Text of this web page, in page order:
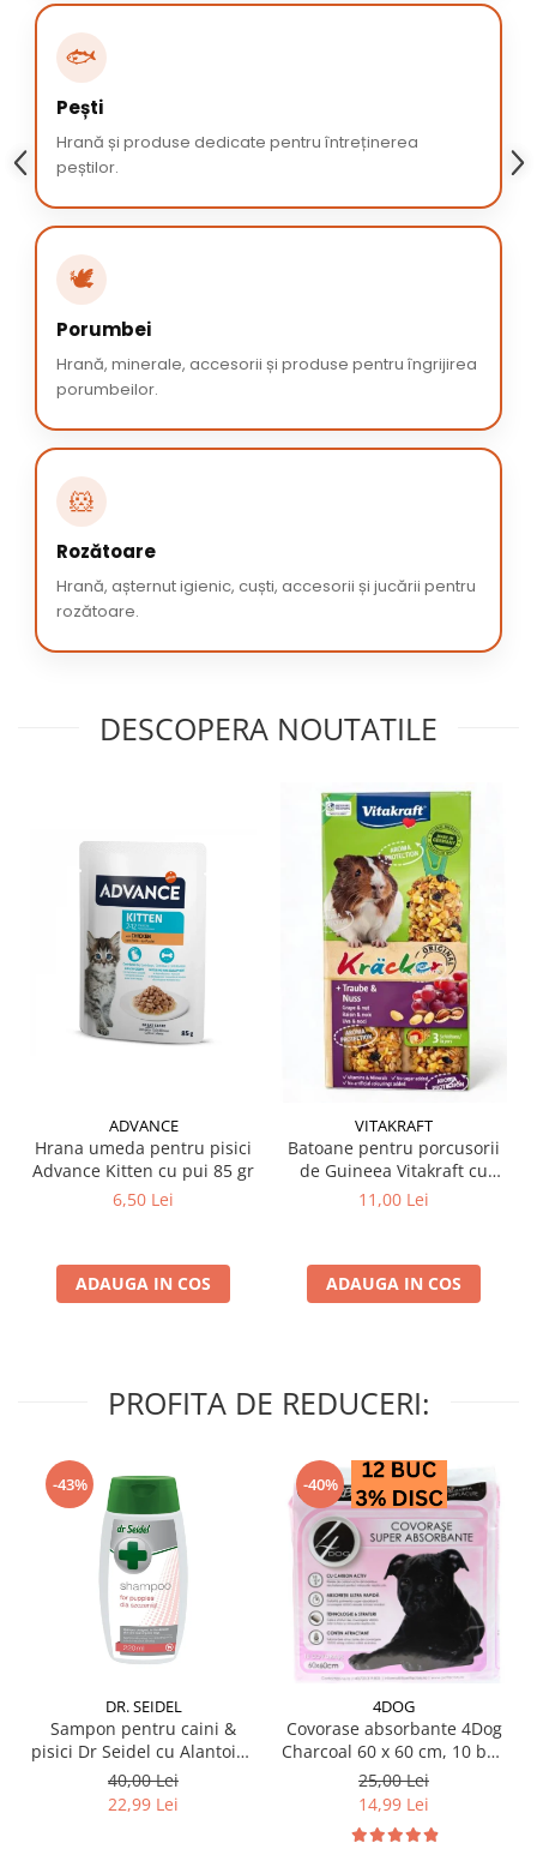
🐟
Pești
Hrană și produse dedicate pentru întreținerea
peștilor.
🕊️
Porumbei
Hrană, minerale, accesorii și produse pentru îngrijirea
porumbeilor.
🐹
Rozătoare
Hrană, așternut igienic, cuști, accesorii și jucării pentru
rozătoare.
DESCOPERA NOUTATILE
ADVANCE
Hrana umeda pentru pisici
Advance Kitten cu pui 85 gr
6,50 Lei
ADAUGA IN COS
VITAKRAFT
Batoane pentru porcusorii
de Guineea Vitakraft cu
struguri & nuci 2 buc
11,00 Lei
ADAUGA IN COS
PROFITA DE REDUCERI:
-43%
DR. SEIDEL
Sampon pentru caini &
pisici Dr Seidel cu Alantoina
220 ml
40,00 Lei
22,99 Lei
-40%
4DOG
Covorase absorbante 4Dog
Charcoal 60 x 60 cm, 10 buc
/ pachet
25,00 Lei
14,99 Lei